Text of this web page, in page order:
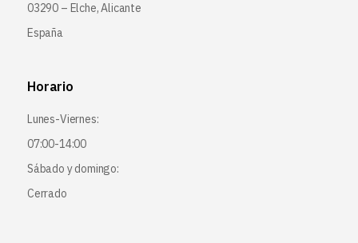
03290 – Elche, Alicante
España
Horario
Lunes-Viernes:
07:00-14:00
Sábado y domingo:
Cerrado